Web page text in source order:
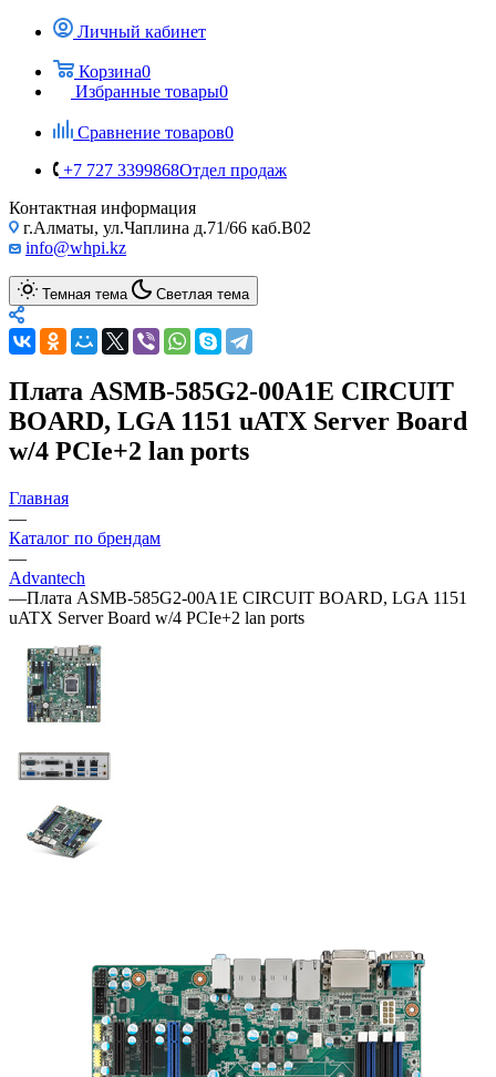
Личный кабинет
Корзина0
Избранные товары0
Сравнение товаров0
+7 727 3399868Отдел продаж
Контактная информация
г.Алматы, ул.Чаплина д.71/66 каб.B02
info@whpi.kz
Темная тема Светлая тема
Плата ASMB-585G2-00A1E CIRCUIT
BOARD, LGA 1151 uATX Server Board
w/4 PCIe+2 lan ports
Главная
—
Каталог по брендам
—
Advantech
—Плата ASMB-585G2-00A1E CIRCUIT BOARD, LGA 1151
uATX Server Board w/4 PCIe+2 lan ports